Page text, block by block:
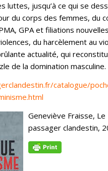
luttes, jusqu’à ce qui se
du corps des femmes, du
GPA et filiations
du harcèlement au
actualité, qui
de la domination masculine.
catalogue/
Geneviève Fraisse, Le
passager clandestin,